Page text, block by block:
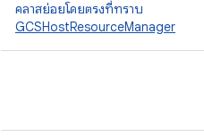
คลาสย่อยโดยตรงที่ทราบ
GCSHostResourceManager